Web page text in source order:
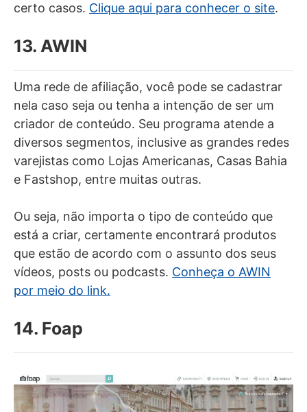
certo casos. Clique aqui para conhecer o site.
13. AWIN
Uma rede de afiliação, você pode se cadastrar
nela caso seja ou tenha a intenção de ser um
criador de conteúdo. Seu programa atende a
diversos segmentos, inclusive as grandes redes
varejistas como Lojas Americanas, Casas Bahia
e Fastshop, entre muitas outras.
Ou seja, não importa o tipo de conteúdo que
está a criar, certamente encontrará produtos
que estão de acordo com o assunto dos seus
vídeos, posts ou podcasts. Conheça o AWIN
por meio do link.
14. Foap